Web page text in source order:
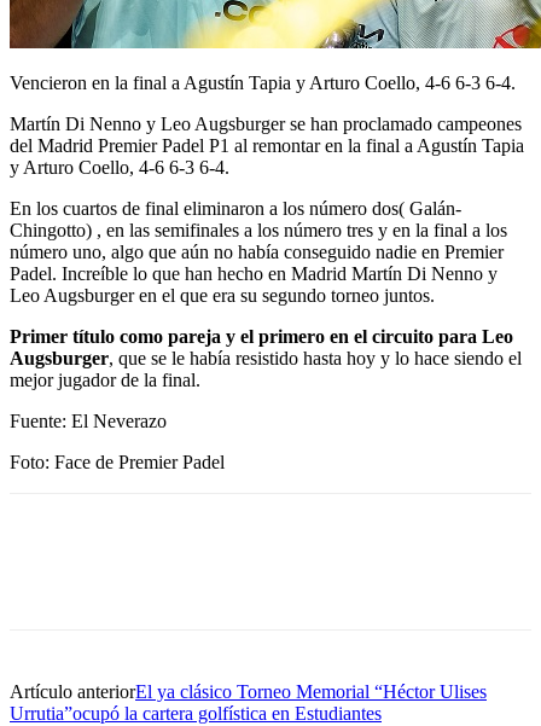
Vencieron en la final a Agustín Tapia y Arturo Coello, 4-6 6-3 6-4.
Martín Di Nenno y Leo Augsburger se han proclamado campeones
del Madrid Premier Padel P1 al remontar en la final a Agustín Tapia
y Arturo Coello, 4-6 6-3 6-4.
En los cuartos de final eliminaron a los número dos( Galán-
Chingotto) , en las semifinales a los número tres y en la final a los
número uno, algo que aún no había conseguido nadie en Premier
Padel. Increíble lo que han hecho en Madrid Martín Di Nenno y
Leo Augsburger en el que era su segundo torneo juntos.
Primer título como pareja y el primero en el circuito para Leo
Augsburger, que se le había resistido hasta hoy y lo hace siendo el
mejor jugador de la final.
Fuente: El Neverazo
Foto: Face de Premier Padel
Artículo anteriorEl ya clásico Torneo Memorial “Héctor Ulises
Urrutia”ocupó la cartera golfística en Estudiantes